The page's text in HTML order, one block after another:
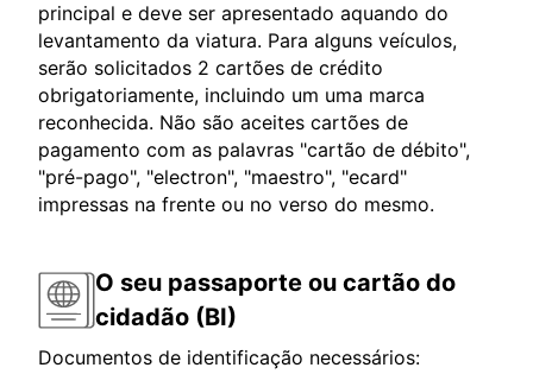
principal e deve ser apresentado aquando do
levantamento da viatura. Para alguns veículos,
serão solicitados 2 cartões de crédito
obrigatoriamente, incluindo um uma marca
reconhecida. Não são aceites cartões de
pagamento com as palavras "cartão de débito",
"pré-pago", "electron", "maestro", "ecard"
impressas na frente ou no verso do mesmo.
O seu passaporte ou cartão do
cidadão (BI)
Documentos de identificação necessários: